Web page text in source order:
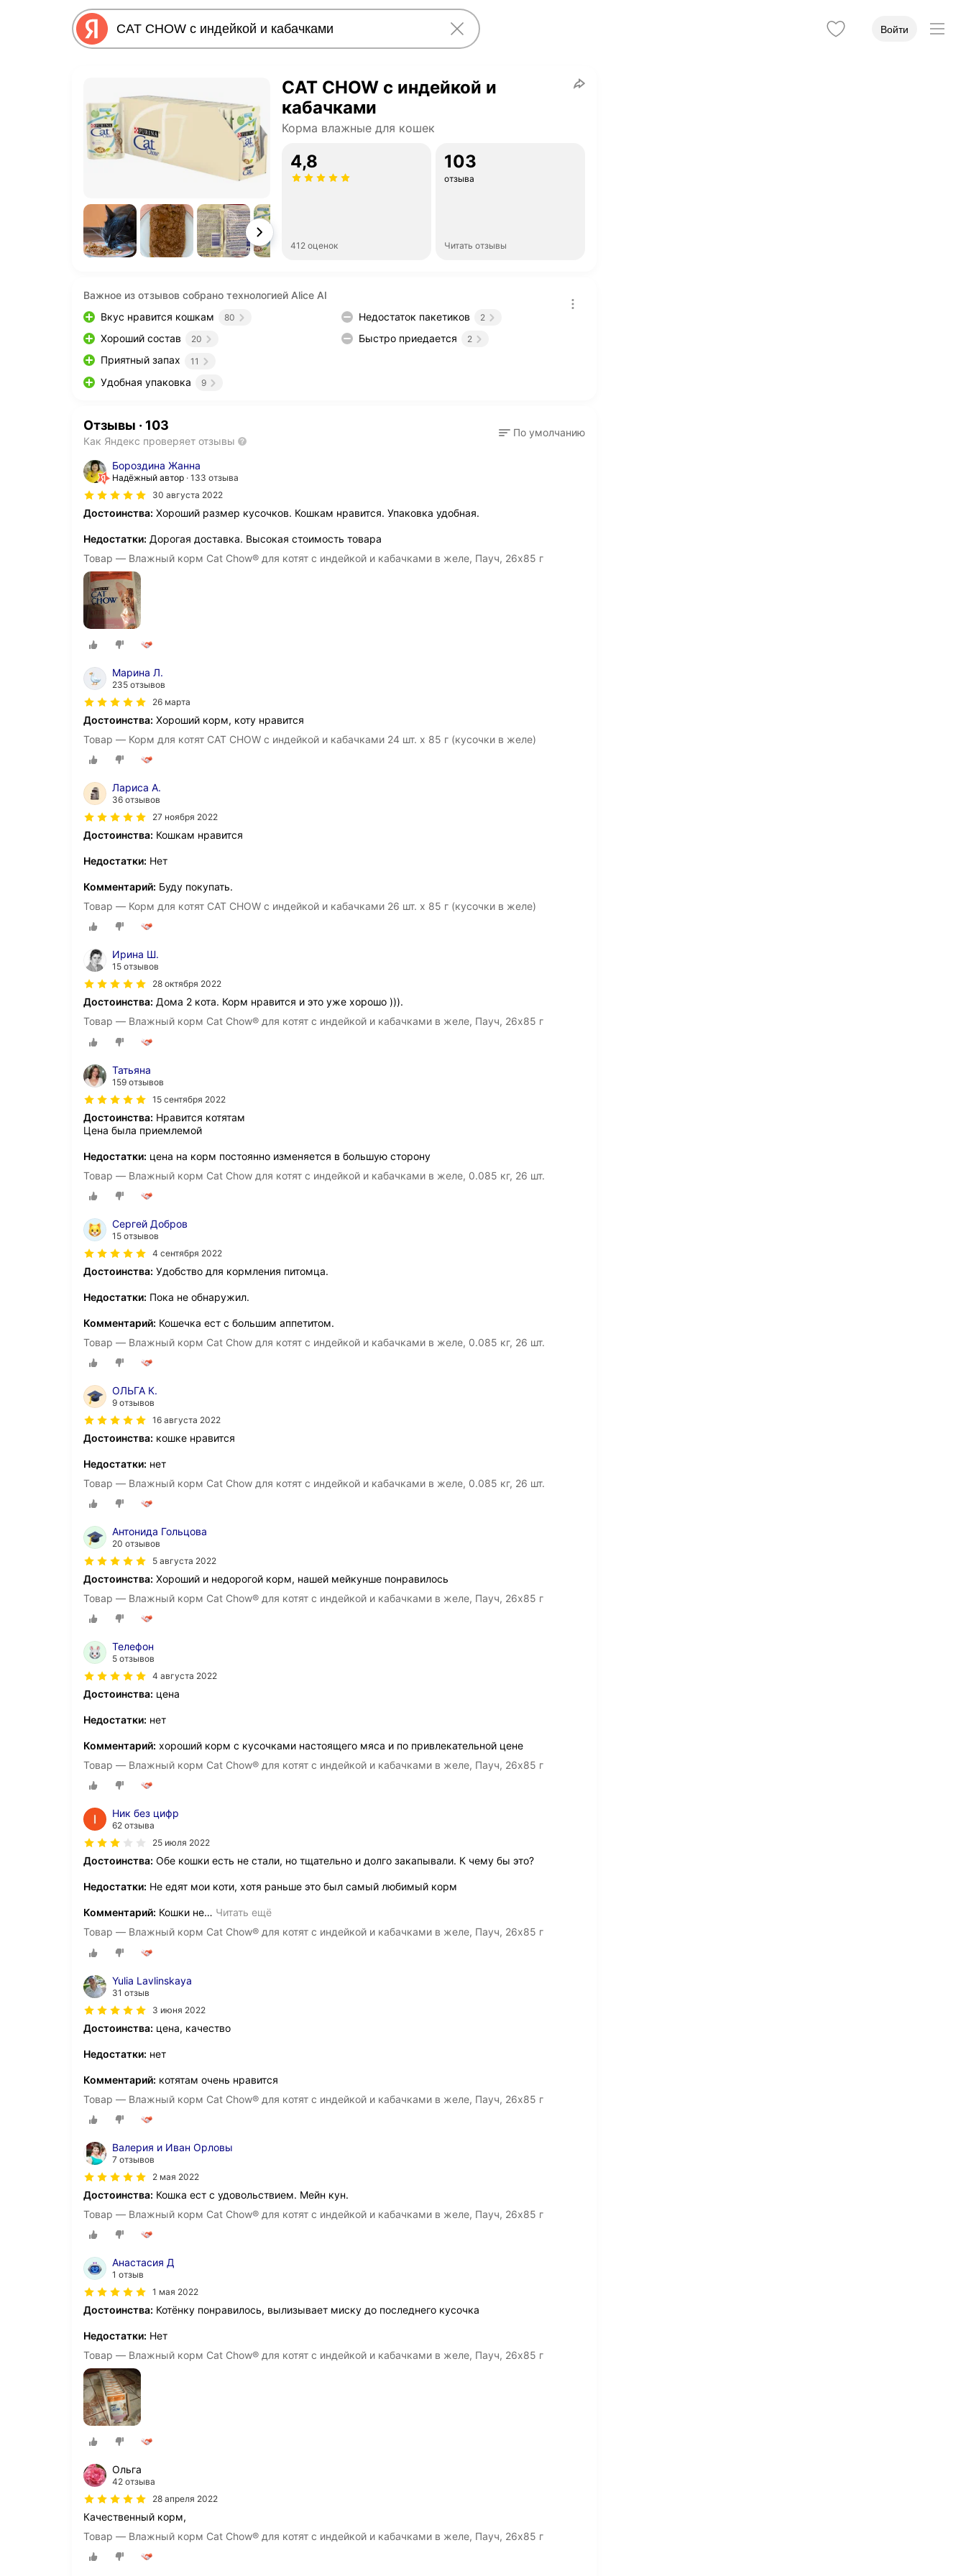
Войти
CAT CHOW с индейкой и
кабачками
Корма влажные для кошек
4,8
412 оценок
103
отзыва
Читать отзывы
Важное из отзывов собрано технологией Alice AI
Вкус нравится кошкам
80
Хороший состав 20
Приятный запах 11
Удобная упаковка 9
Недостаток пакетиков 2
Быстро приедается 2
Отзывы · 103
Как Яндекс проверяет отзывы
По умолчанию
Бороздина Жанна
Надёжный автор 133 отзыва
30 августа 2022
Достоинства: Хороший размер кусочков. Кошкам нравится. Упаковка удобная.
Недостатки: Дорогая доставка. Высокая стоимость товара
Товар — Влажный корм Cat Chow® для котят с индейкой и кабачками в желе, Пауч, 26х85 г
Марина Л.
235 отзывов
26 марта
Достоинства: Хороший корм, коту нравится
Товар — Корм для котят CAT CHOW с индейкой и кабачками 24 шт. x 85 г (кусочки в желе)
Лариса А.
36 отзывов
27 ноября 2022
Достоинства: Кошкам нравится
Недостатки: Нет
Комментарий: Буду покупать.
Товар — Корм для котят CAT CHOW с индейкой и кабачками 26 шт. х 85 г (кусочки в желе)
Ирина Ш.
15 отзывов
28 октября 2022
Достоинства: Дома 2 кота. Корм нравится и это уже хорошо ))).
Товар — Влажный корм Cat Chow® для котят с индейкой и кабачками в желе, Пауч, 26х85 г
Татьяна
159 отзывов
15 сентября 2022
Достоинства: Нравится котятам
Цена была приемлемой
Недостатки: цена на корм постоянно изменяется в большую сторону
Товар — Влажный корм Cat Chow для котят с индейкой и кабачками в желе, 0.085 кг, 26 шт.
Сергей Добров
15 отзывов
4 сентября 2022
Достоинства: Удобство для кормления питомца.
Недостатки: Пока не обнаружил.
Комментарий: Кошечка ест с большим аппетитом.
Товар — Влажный корм Cat Chow для котят с индейкой и кабачками в желе, 0.085 кг, 26 шт.
ОЛЬГА К.
9 отзывов
16 августа 2022
Достоинства: кошке нравится
Недостатки: нет
Товар — Влажный корм Cat Chow для котят с индейкой и кабачками в желе, 0.085 кг, 26 шт.
Антонида Гольцова
20 отзывов
5 августа 2022
Достоинства: Хороший и недорогой корм, нашей мейкунше понравилось
Товар — Влажный корм Cat Chow® для котят с индейкой и кабачками в желе, Пауч, 26х85 г
Телефон
5 отзывов
4 августа 2022
Достоинства: цена
Недостатки: нет
Комментарий: хороший корм с кусочками настоящего мяса и по привлекательной цене
Товар — Влажный корм Cat Chow® для котят с индейкой и кабачками в желе, Пауч, 26х85 г
Ник без цифр
62 отзыва
25 июля 2022
Достоинства: Обе кошки есть не стали, но тщательно и долго закапывали. К чему бы это?
Недостатки: Не едят мои коти, хотя раньше это был самый любимый корм
Комментарий: Кошки не… Читать ещё
Товар — Влажный корм Cat Chow® для котят с индейкой и кабачками в желе, Пауч, 26х85 г
Yulia Lavlinskaya
31 отзыв
3 июня 2022
Достоинства: цена, качество
Недостатки: нет
Комментарий: котятам очень нравится
Товар — Влажный корм Cat Chow® для котят с индейкой и кабачками в желе, Пауч, 26х85 г
Валерия и Иван Орловы
7 отзывов
2 мая 2022
Достоинства: Кошка ест с удовольствием. Мейн кун.
Товар — Влажный корм Cat Chow® для котят с индейкой и кабачками в желе, Пауч, 26х85 г
Анастасия Д
1 отзыв
1 мая 2022
Достоинства: Котёнку понравилось, вылизывает миску до последнего кусочка
Недостатки: Нет
Товар — Влажный корм Cat Chow® для котят с индейкой и кабачками в желе, Пауч, 26х85 г
Ольга
42 отзыва
28 апреля 2022
Качественный корм,
Товар — Влажный корм Cat Chow® для котят с индейкой и кабачками в желе, Пауч, 26х85 г